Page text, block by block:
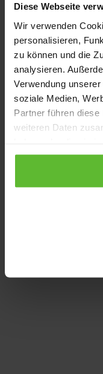
Diese Webseite
Wir verwenden
personalisieren,
zu können und die
analysieren.
Verwendung
soziale Medien,
Partner führen
weiteren Daten
gesammelt haben.
Application error: a
loading